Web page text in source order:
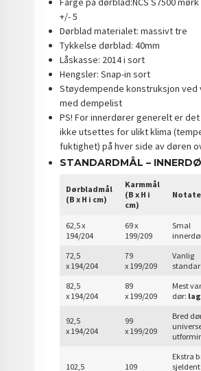
+/- 5
Dørblad materialet: massivt tre
Tykkelse dørblad: 40mm
Låskasse: 2014 i sort
Hengsler: Snap-in sort
Støydempende konstruksjon ved
med dempelist
PS! For innerdører generelt er
ikke utsettes for ulikt klima
fuktighet) på hver side av døren
STANDARDMÅL –
Dørbladmål
(B x H i cm)
Karmmål
(B x H i
cm)
62,5 x
194/204
69 x
199/209
Smal
72,5
x 194/204
79
x 199/209
Vanlig
82,5
x 194/204
89
x 199/209
Mest
dør:
92,5
x 194/204
99
x 199/209
Bred
102,5
109
Ekstra